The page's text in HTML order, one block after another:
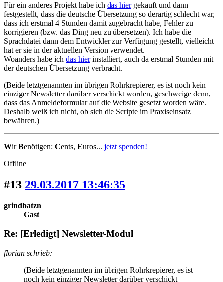
Für ein anderes Projekt habe ich das hiergekauft und dann
festgestellt, dass die deutsche Übersetzung so derartig schlecht war,
dass ich erstmal 4 Stunden damit zugebracht habe, Fehler zu
korrigieren (bzw. das Ding neu zu übersetzen). Ich habe die
Sprachdatei dann dem Entwickler zur Verfügung gestellt, vielleicht
hat er sie in der aktuellen Version verwendet.
Woanders habe ich das hierinstalliert, auch da erstmal Stunden mit
der deutschen Übersetzung verbracht.
(Beide letztgenannten im übrigen Rohrkrepierer, es ist noch kein
einziger Newsletter darüber verschickt worden, geschweige denn,
dass das Anmeldeformular auf die Website gesetzt worden wäre.
Deshalb weiß ich nicht, ob sich die Scripte im Praxiseinsatz
bewähren.)
WirBenötigen: Cents, Euros... jetzt spenden!
Offline
#13 29.03.2017 13:46:35
grindbatzn
Gast
Re: [Erledigt] Newsletter-Modul
florian schrieb:
(Beide letztgenannten im übrigen Rohrkrepierer, es ist
noch kein einziger Newsletter darüber verschickt